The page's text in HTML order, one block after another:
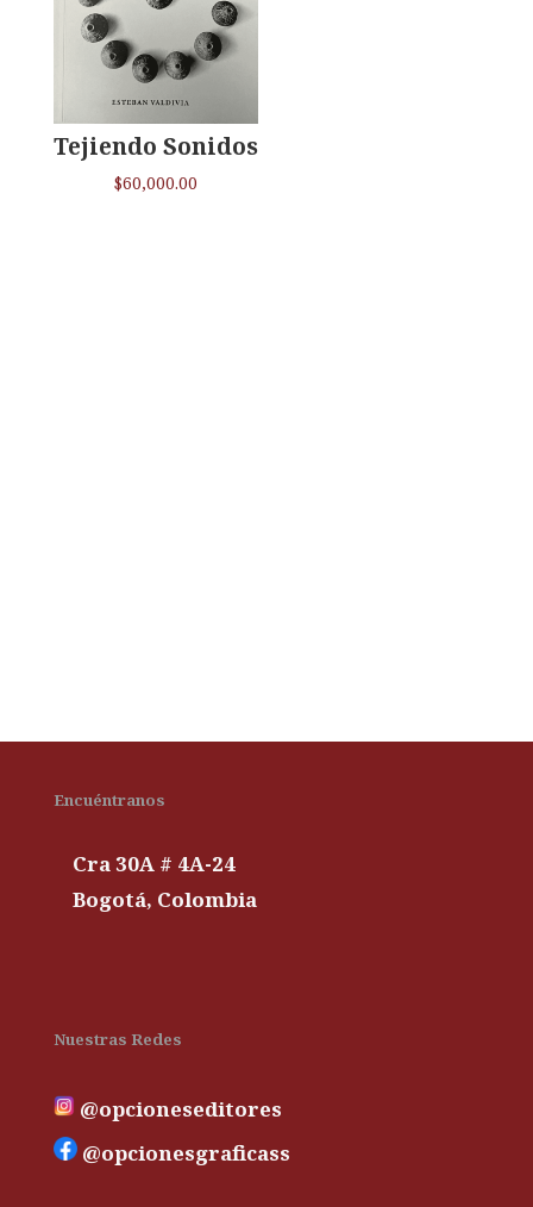
Tejiendo Sonidos
$60,000.00
Encuéntranos
Cra 30A # 4A-24
Bogotá, Colombia
Nuestras Redes
@opcioneseditores
@opcionesgraficass